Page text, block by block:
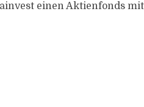
einen Aktienfonds